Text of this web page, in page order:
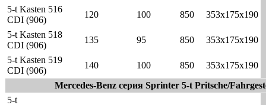
5-t Kasten 516
CDI (906)
120 100 850
353x175x190
5-t Kasten 518
CDI (906)
135 95 850
353x175x190
5-t Kasten 519
CDI (906)
140 100 850
353x175x190
Mercedes-Benz серия Sprinter 5-t Pritsche/
5-t